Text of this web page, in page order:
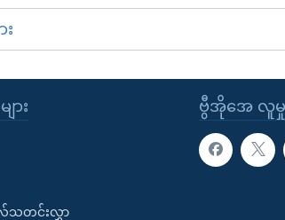
ဗွီအိုအေ လူမှု
ား
လ်သတင်းလွှာ